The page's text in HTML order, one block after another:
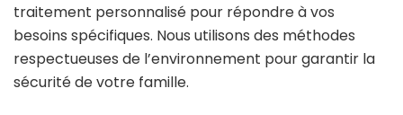
traitement personnalisé pour répondre à vos
besoins spécifiques. Nous utilisons des méthodes
respectueuses de l’environnement pour garantir la
sécurité de votre famille.